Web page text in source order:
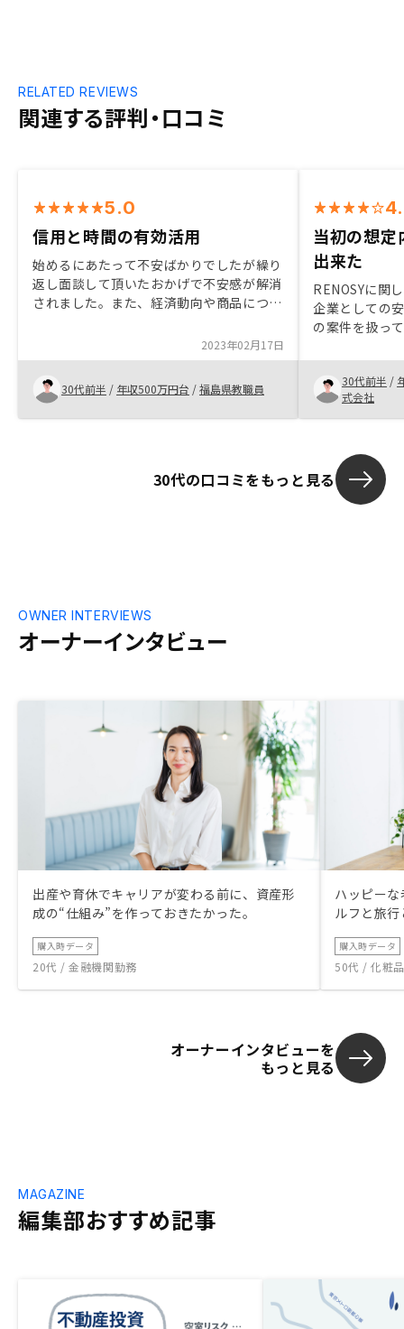
関連する評判・口コミ
RELATED REVIEWS
5.0
信用と時間の有効活用
始めるにあたって不安ばかりでしたが繰り
返し面談して頂いたおかげで不安感が解消
されました。また、経済動向や商品につい
されたデータがあったことで、安心につな
がりました。ありがとうございました！
2023年02月17日
30代前半 / 年収500万円台 /福島県教職員
当初の想
出来た
RENOSYに関
企業としての
の案件を扱っ
は担当者と密
分にとって妥
30代前半 /
式会社
30代の口コミをもっと見る
オーナーインタビュー
OWNER INTERVIEWS
出産や育休でキャリアが変わる前に、資産形
成の“仕組み”を作っておきたかった。
購入時データ
20代 / 金融機関勤務
ハッピー
ルフと旅
購入時データ
50代 / 化粧
オーナーインタビューを
もっと見る
編集部おすすめ記事
MAGAZINE